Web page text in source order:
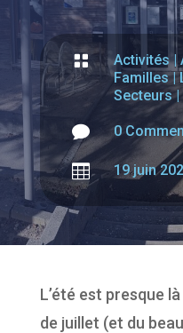
 Activités|
Familles|
Secteurs|
 0
 19 juin
L’été est presque
de juillet (et du